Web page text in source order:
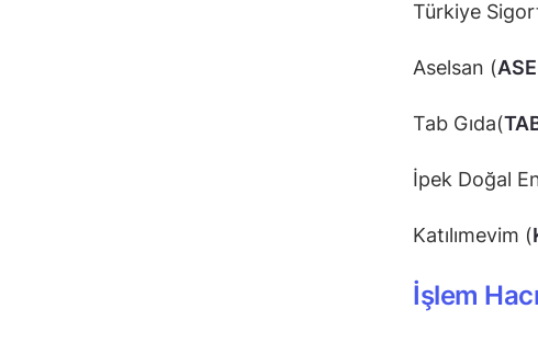
Türkiye
Aselsan (
Tab Gıda(
İpek Doğal
Katılımevim (
İşlem